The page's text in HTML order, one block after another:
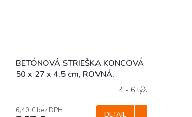
BETÓNOVÁ STRIEŠKA KONCOVÁ
50 x 27 x 4,5 cm, ROVNÁ,
4 - 6 týž.
6,40 € bez DPH DETAIL